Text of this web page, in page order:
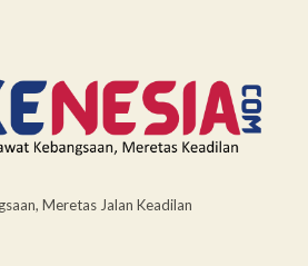
Meretas Jalan Keadilan